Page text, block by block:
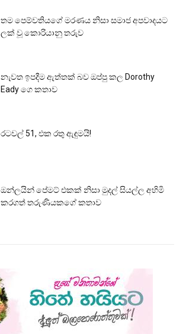
තම පෙම්වතියගේ මරණය නිසා සමාජ අපවාදයට
ලක් වූ කොරියානු තරුව
නැවත ඉපදීම ඇත්තක් බව ඔප්පු කල Dorothy
Eady ගෙ කතාව
රටවල් 51, එක රතු ඇඳුමයි!
ඔන්ලයින් පේමට් එකක් නිසා මුදල් සියල්ල අහිමි
කරගත් තරුණියකගේ කතාව